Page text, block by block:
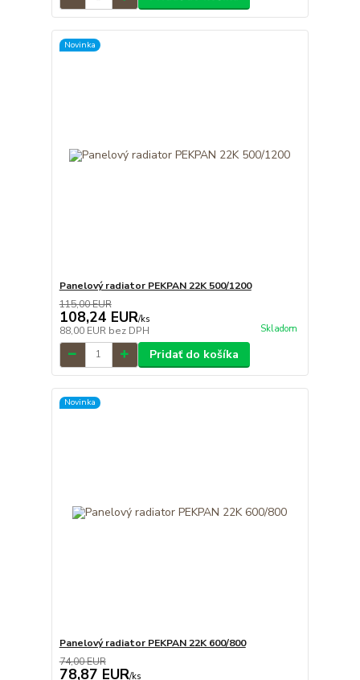
Novinka
Panelový radiator PEKPAN 22K 500/1200
115,00 EUR
108,24 EUR/ks
88,00 EUR bez DPH Skladom
Pridať do košíka
Novinka
Panelový radiator PEKPAN 22K 600/800
74,00 EUR
78,87 EUR/ks